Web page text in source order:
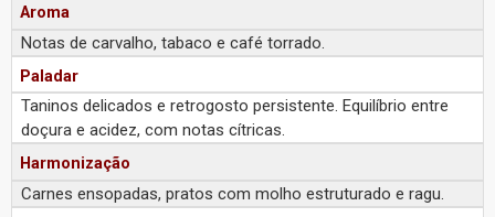
Aroma
Notas de carvalho, tabaco e café torrado.
Paladar
Taninos delicados e retrogosto persistente. Equilíbrio entre
doçura e acidez, com notas cítricas.
Harmonização
Carnes ensopadas, pratos com molho estruturado e ragu.